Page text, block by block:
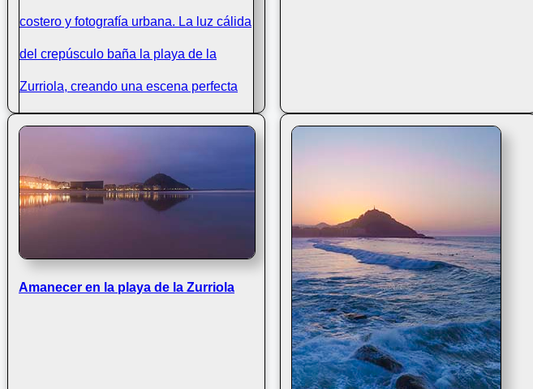
Atardecer playa Zurriola: reflejos
Donostia, Ulia
Amanecer en la playa de la Zurriola